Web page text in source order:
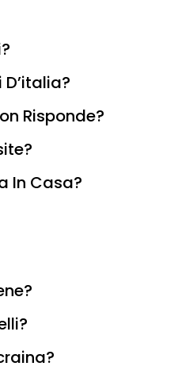
Risponde?
In Casa?